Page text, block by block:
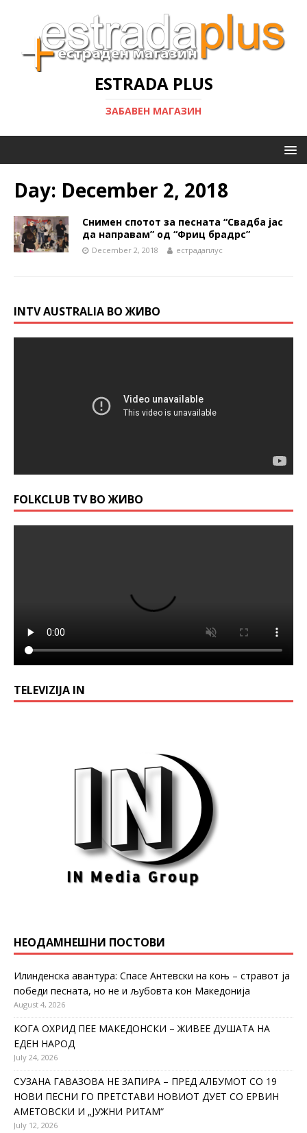
ESTRADA PLUS
ЗАБАВЕН МАГАЗИН
Day: December 2, 2018
Снимен спотот за песната “Свадба јас
да направам” од “Фриц брадрс”
December 2, 2018 естрадаплус
INTV AUSTRALIA ВО ЖИВО
FOLKCLUB TV ВО ЖИВО
TELEVIZIJA IN
НЕОДАМНЕШНИ ПОСТОВИ
Илинденска авантура: Спасе Антевски на коњ – стравот ја
победи песната, но не и љубовта кон Македонија
August 4, 2026
КОГА ОХРИД ПЕЕ МАКЕДОНСКИ – ЖИВЕЕ ДУШАТА НА
ЕДЕН НАРОД
July 24, 2026
СУЗАНА ГАВАЗОВА НЕ ЗАПИРА – ПРЕД АЛБУМОТ СО 19
НОВИ ПЕСНИ ГО ПРЕТСТАВИ НОВИОТ ДУЕТ СО ЕРВИН
АМЕТОВСКИ И „ЈУЖНИ РИТАМ“
July 12, 2026